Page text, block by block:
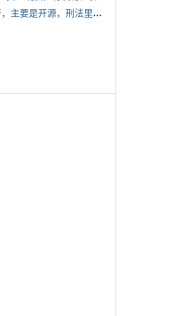
*
有啥搞钱的路子吗，开源节流都行，主要是开源，刑法里的咱不做